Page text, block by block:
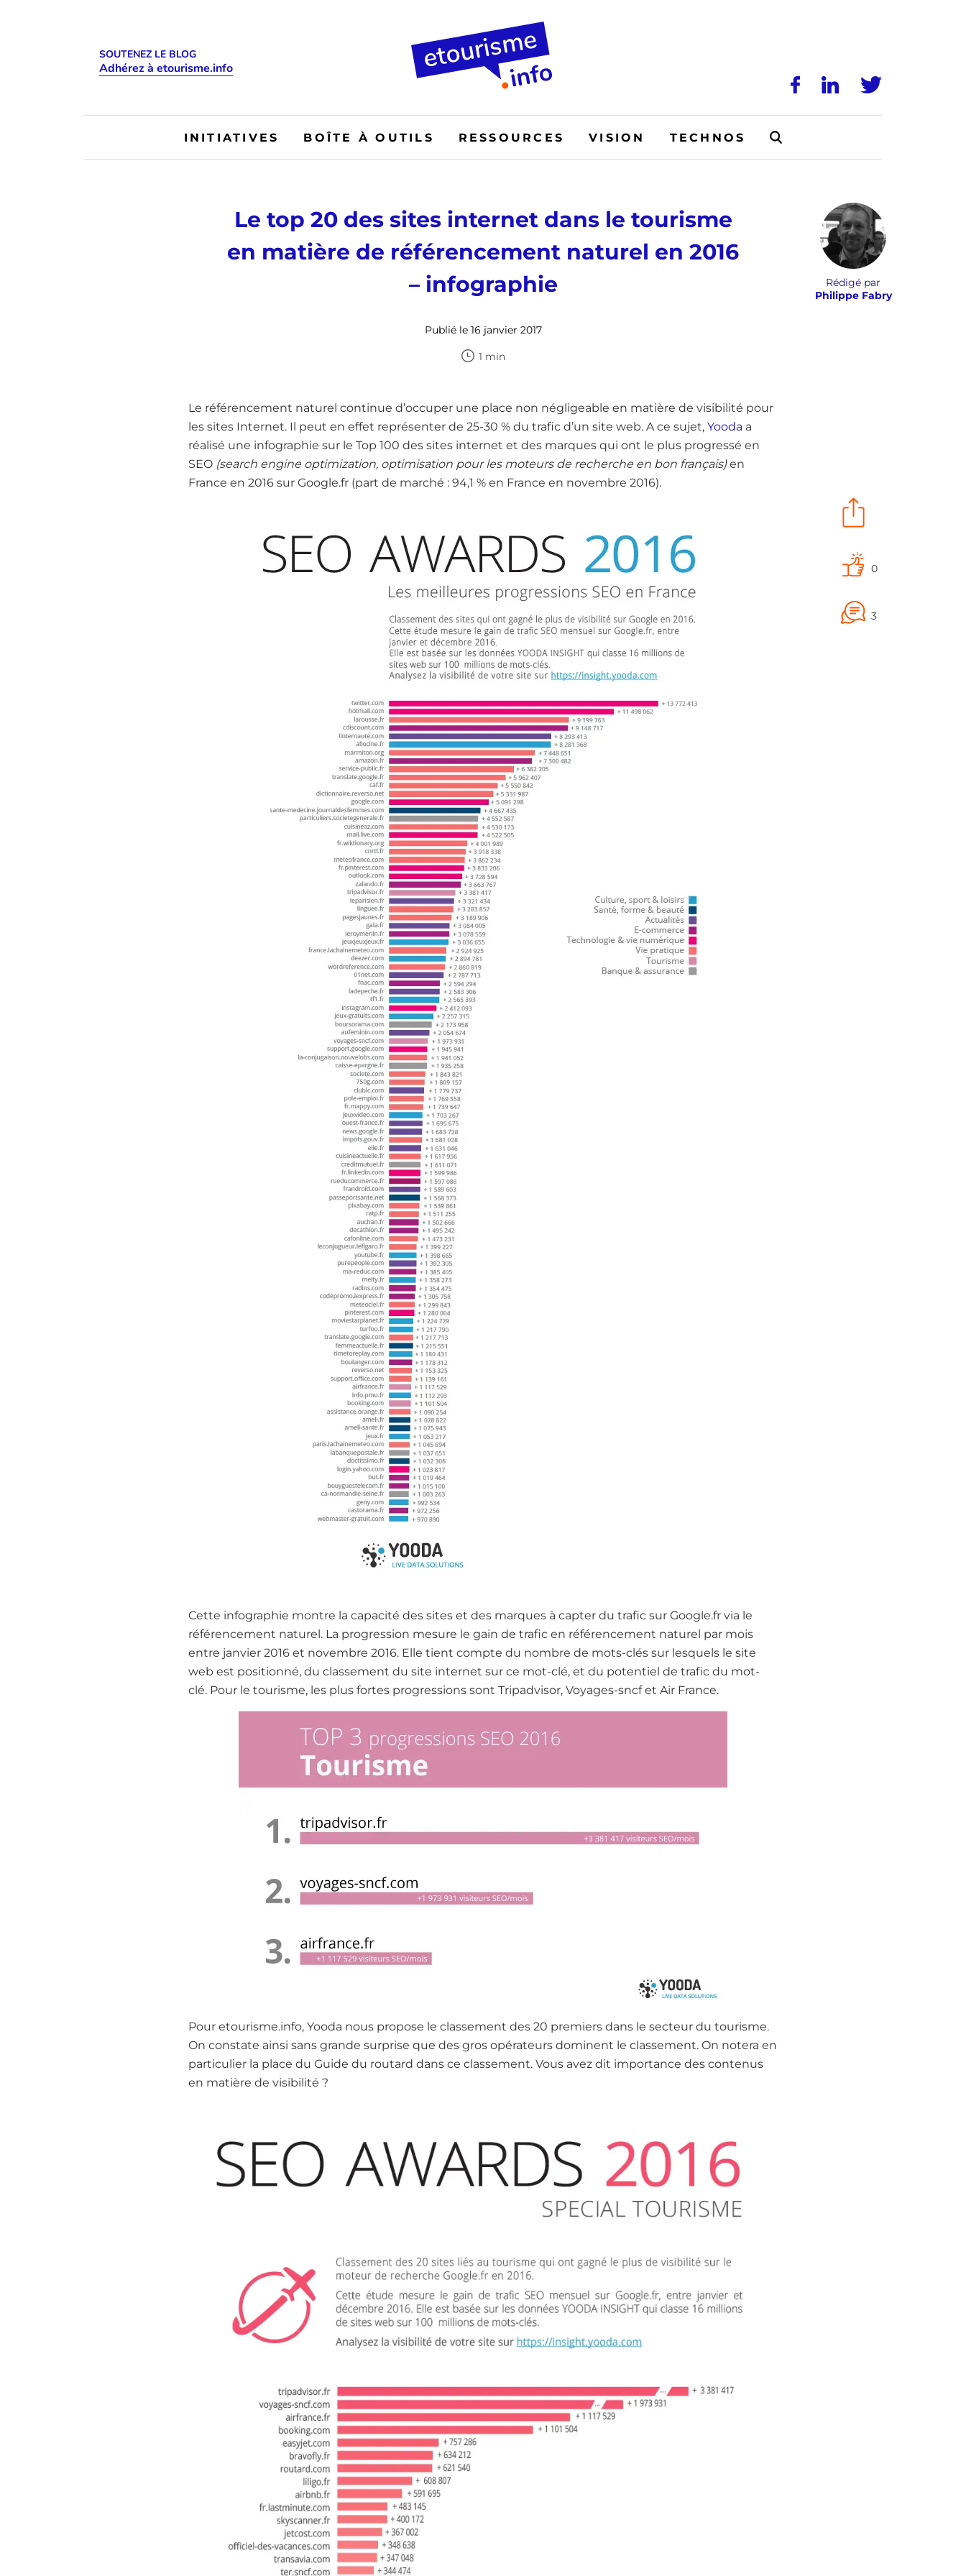
SOUTENEZ LE BLOG
Adhérez à etourisme.info
INITIATIVES BOÎTE À OUTILS RESSOURCES VISION TECHNOS
Le top 20 des sites internet dans le tourisme
en matière de référencement naturel en 2016
– infographie
Publié le 16 janvier 2017
1 min
Rédigé par
Philippe Fabry
0
3
Le référencement naturel continue d’occuper une place non négligeable en matière de visibilité pour
les sites Internet. Il peut en effet représenter de 25-30 % du trafic d’un site web. A ce sujet, Yooda a
réalisé une infographie sur le Top 100 des sites internet et des marques qui ont le plus progressé en
SEO (search engine optimization, optimisation pour les moteurs de recherche en bon français)en
France en 2016 sur Google.fr (part de marché : 94,1 % en France en novembre 2016).
Cette infographie montre la capacité des sites et des marques à capter du trafic sur Google.fr via le
référencement naturel. La progression mesure le gain de trafic en référencement naturel par mois
entre janvier 2016 et novembre 2016. Elle tient compte du nombre de mots-clés sur lesquels le site
web est positionné, du classement du site internet sur ce mot-clé, et du potentiel de trafic du mot-
clé. Pour le tourisme, les plus fortes progressions sont Tripadvisor, Voyages-sncf et Air France.
Pour etourisme.info, Yooda nous propose le classement des 20 premiers dans le secteur du tourisme.
On constate ainsi sans grande surprise que des gros opérateurs dominent le classement. On notera en
particulier la place du Guide du routard dans ce classement. Vous avez dit importance des contenus
en matière de visibilité ?